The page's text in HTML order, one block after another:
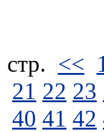
стp. <<
21 22 23
40 41 42